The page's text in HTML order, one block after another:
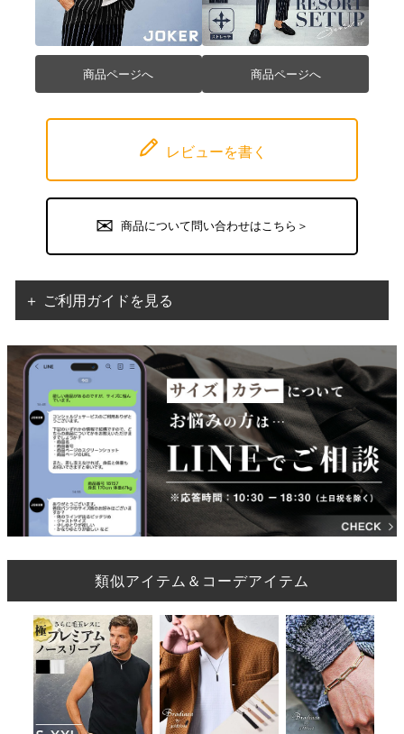
商品ページへ 商品ページへ
レビューを書く
商品について問い合わせはこちら＞
＋ ご利用ガイドを見る
類似アイテム＆コーデアイテム